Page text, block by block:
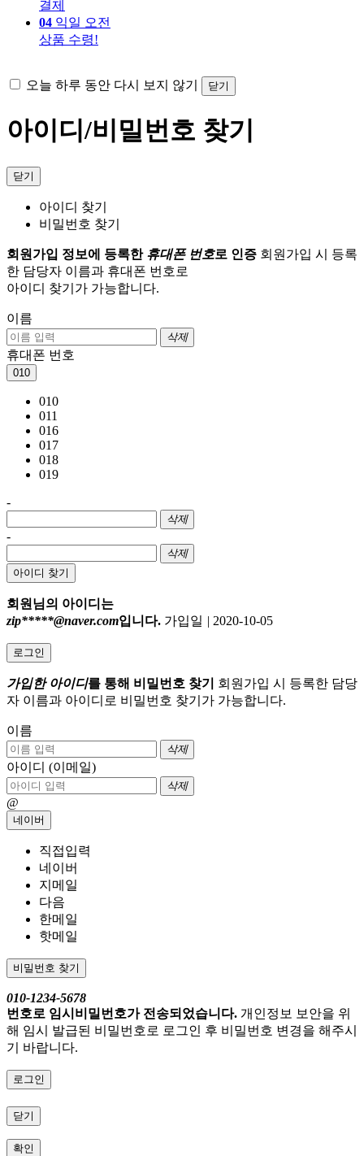
결제
04 익일 오전
상품 수령!
오늘 하루 동안 다시 보지 않기 닫기
아이디/비밀번호 찾기
닫기
아이디 찾기
비밀번호 찾기
회원가입 정보에 등록한 휴대폰 번호로 인증 회원가입 시 등록
한 담당자 이름과 휴대폰 번호로
아이디 찾기가 가능합니다.
이름
삭제
휴대폰 번호
010
010
011
016
017
018
019
-
삭제
-
삭제
아이디 찾기
회원님의 아이디는
zip*****@naver.com입니다. 가입일 | 2020-10-05
로그인
가입한 아이디를 통해 비밀번호 찾기
회원가입 시 등록한 담당
자 이름과 아이디로 비밀번호 찾기가 가능합니다.
이름
삭제
아이디 (이메일)
삭제
@
네이버
직접입력
네이버
지메일
다음
한메일
핫메일
비밀번호 찾기
010-1234-5678
번호로 임시비밀번호가 전송되었습니다. 개인정보 보안을 위
해 임시 발급된 비밀번호로 로그인 후 비밀번호 변경을 해주시
기 바랍니다.
로그인
닫기
확인